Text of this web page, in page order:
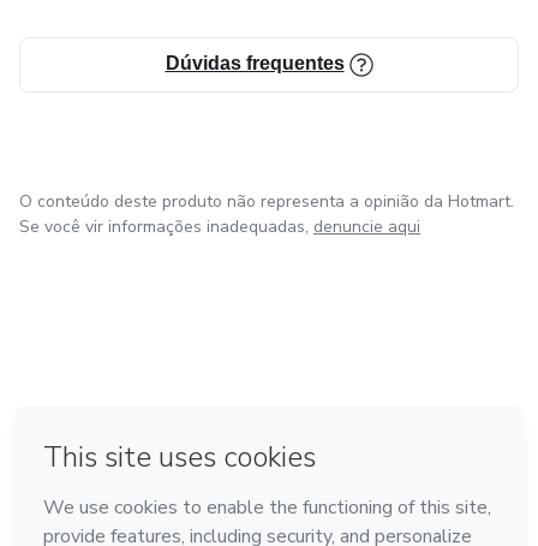
Dúvidas frequentes
O conteúdo deste produto não representa a opinião da Hotmart.
Se você vir informações inadequadas, denuncie aqui
Feito com ❤ em Bogotá